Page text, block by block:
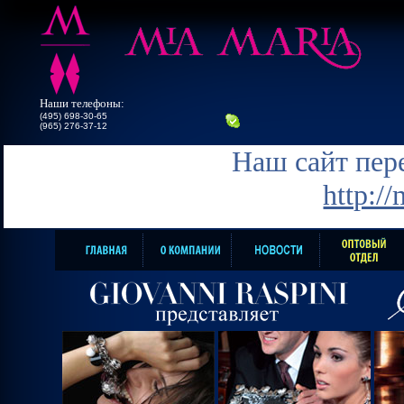
Наши телефоны:
(495) 698-30-65
(965) 276-37-12
Наш сайт
http://